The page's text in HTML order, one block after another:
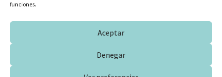
funciones.
Aceptar
Denegar
hello@servireach.com
Política de